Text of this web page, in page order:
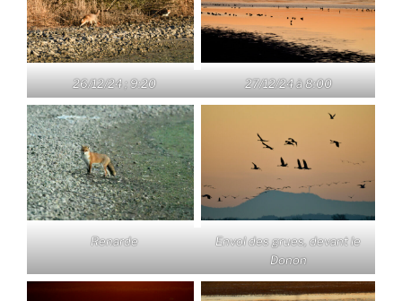
26/12/24 ; 9:20 27/12/24 à 8:00
Renarde
Envol des grues, devant le
Donon